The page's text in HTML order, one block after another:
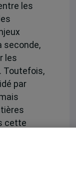
les
seconde,
les
Toutefois,
par
cette
les